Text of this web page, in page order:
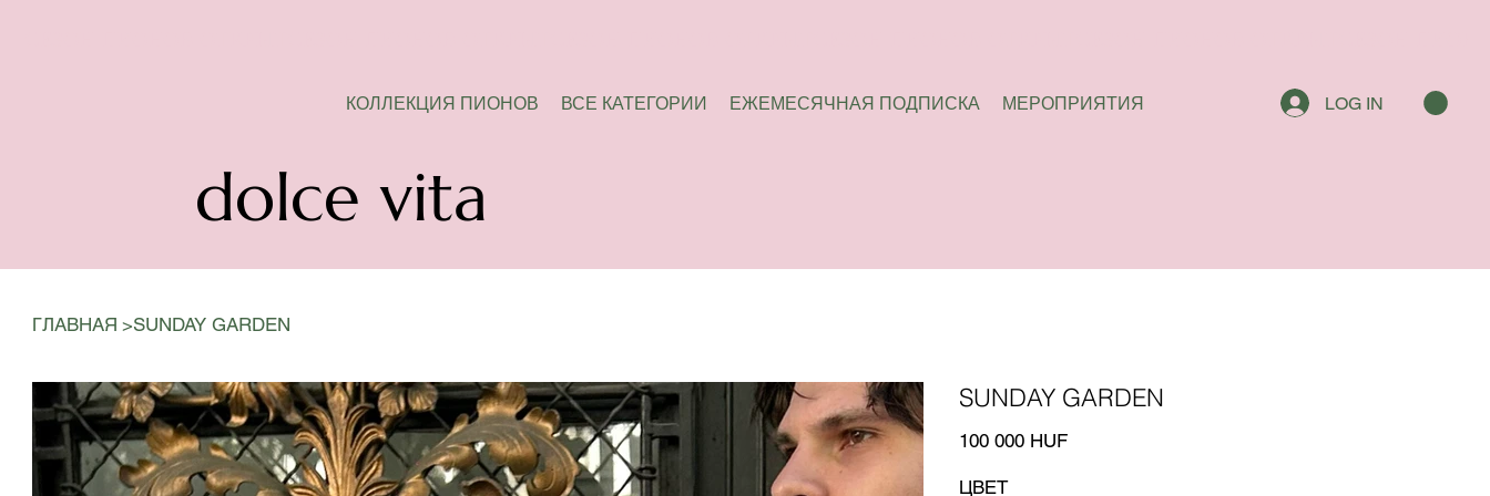
LOG IN
dolce vita
КОЛЛЕКЦИЯ ПИОНОВ ВСЕ КАТЕГОРИИ ЕЖЕМЕСЯЧНАЯ ПОДПИСКА МЕРОПРИЯТИЯ
ГЛАВНАЯ >SUNDAY GARDEN
SUNDAY GARDEN
100 000 HUF
ЦВЕТ